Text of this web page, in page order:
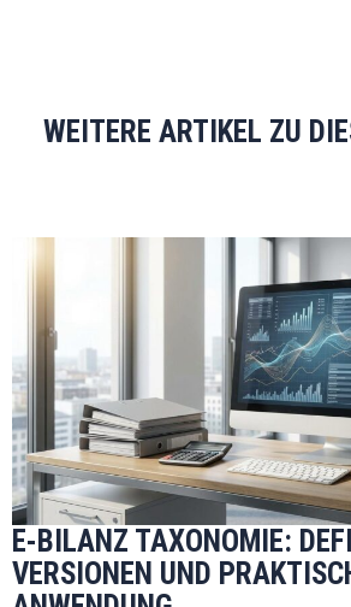
WEITERE ARTIKEL ZU
E-BILANZ TAXONOMIE:
VERSIONEN UND